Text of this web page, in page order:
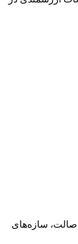
سازه‌های